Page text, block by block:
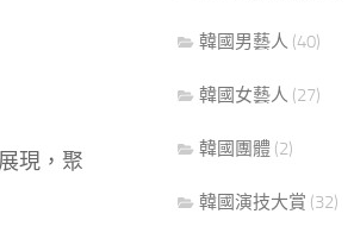
現，聚
韓國男藝人 (40)
韓國女藝人 (27)
韓國團體 (2)
韓國演技大賞 (32)